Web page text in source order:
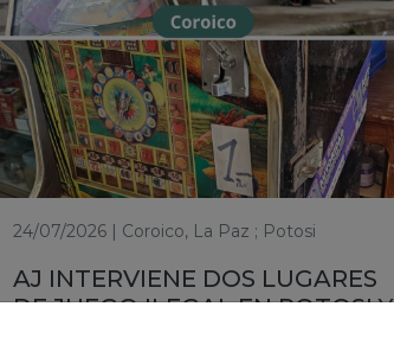
24/07/2026 | Coroico, La Paz ; Potosi
AJ INTERVIENE DOS LUGARES
DE JUEGO ILEGAL EN POTOSI Y